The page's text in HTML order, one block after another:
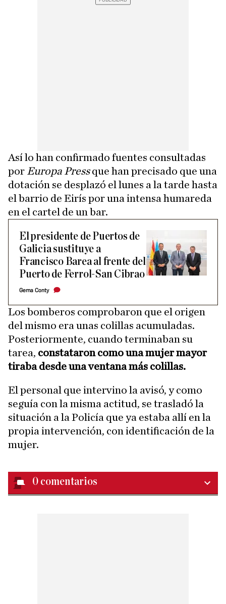
Así lo han confirmado fuentes consultadas
por Europa Pressque han precisado que una
dotación se desplazó el lunes a la tarde hasta
el barrio de Eirís por una intensa humareda
en el cartel de un bar.
El presidente de Puertos de
Galicia sustituye a
Francisco Barea al frente del
Puerto de Ferrol-San Cibrao
Gema Conty
Los bomberos comprobaron que el origen
del mismo era unas colillas acumuladas.
Posteriormente, cuando terminaban su
tarea, constataron como una mujer mayor
tiraba desde una ventana más colillas.
El personal que intervino la avisó, y como
seguía con la misma actitud, se trasladó la
situación a la Policía que ya estaba allí en la
propia intervención, con identificación de la
mujer.
0 comentarios